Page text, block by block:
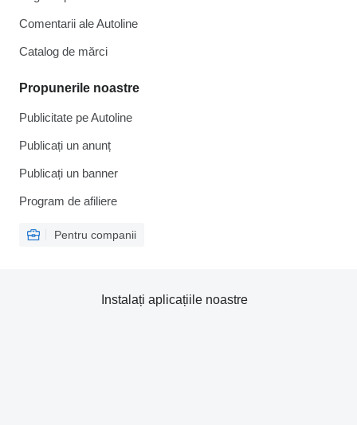
Comentarii ale Autoline
Catalog de mărcі
Propunerile noastre
Publicitate pe Autoline
Publicați un anunț
Publicați un banner
Program de afiliere
Pentru companii
Instalați aplicațiile noastre